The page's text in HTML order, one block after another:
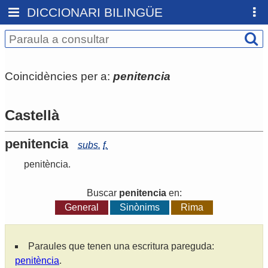
DICCIONARI BILINGÜE
Coincidències per a: penitencia
Castellà
penitencia subs. f.
penitència.
Buscar penitenciaen:
General
Sinònims Rima
Paraules que tenen una escritura pareguda:
penitència.